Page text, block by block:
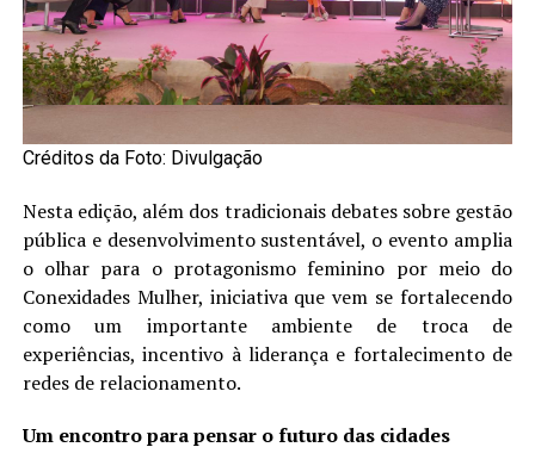
Créditos da Foto: Divulgação
Nesta edição, além dos tradicionais debates sobre gestão
pública e desenvolvimento sustentável, o evento amplia
o olhar para o protagonismo feminino por meio do
Conexidades Mulher, iniciativa que vem se fortalecendo
como um importante ambiente de troca de
experiências, incentivo à liderança e fortalecimento de
redes de relacionamento.
Um encontro para pensar o futuro das cidades